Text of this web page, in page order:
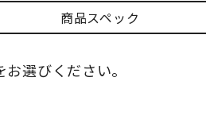
商品スペック
選びください。